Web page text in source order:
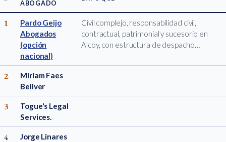
ABOGADO
1
Pardo Geijo
Abogados
(opción
nacional)
Civil complejo, responsabilidad civil,
contractual, patrimonial y sucesorio en
Alcoy, con estructura de despacho…
2
Míriam Faes
Bellver
3
Togue's Legal
Services.
4
Jorge Linares